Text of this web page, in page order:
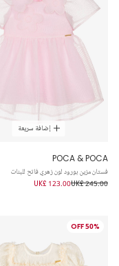
إضافة سريعة
POCA & POCA
فستان مزين بورود لون زهري فاتح للبنات
UK£ 245.00
UK£ 123.00
50% OFF